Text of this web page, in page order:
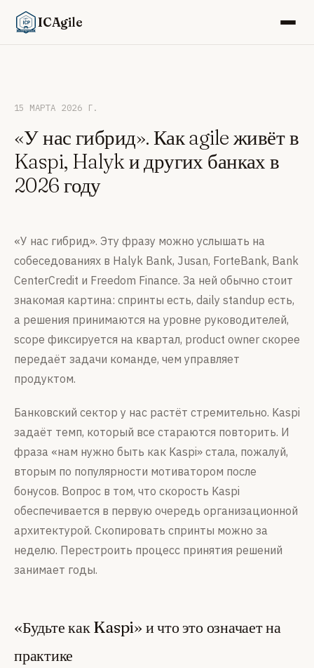
ICAgile
15 МАРТА 2026 Г.
«У нас гибрид». Как agile живёт в
Kaspi, Halyk и других банках в
2026 году
«У нас гибрид». Эту фразу можно услышать на
собеседованиях в Halyk Bank, Jusan, ForteBank, Bank
CenterCredit и Freedom Finance. За ней обычно стоит
знакомая картина: спринты есть, daily standup есть,
а решения принимаются на уровне руководителей,
scope фиксируется на квартал, product owner скорее
передаёт задачи команде, чем управляет
продуктом.
Банковский сектор у нас растёт стремительно. Kaspi
задаёт темп, который все стараются повторить. И
фраза «нам нужно быть как Kaspi» стала, пожалуй,
вторым по популярности мотиватором после
бонусов. Вопрос в том, что скорость Kaspi
обеспечивается в первую очередь организационной
архитектурой. Скопировать спринты можно за
неделю. Перестроить процесс принятия решений
занимает годы.
«Будьте как Kaspi» и что это означает на
практике